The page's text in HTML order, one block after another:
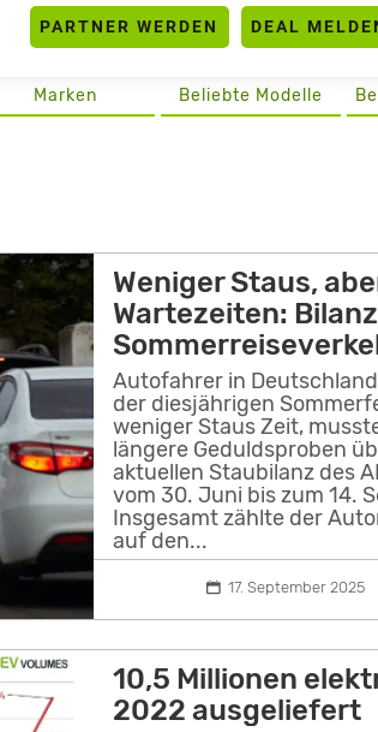
PARTNER WERDEN DEAL
Beliebte Modelle
Marken
Weniger Staus,
Wartezeiten:
Autofahrer in
der diesjährigen
weniger Staus Zeit,
längere Geduldsproben
aktuellen Staubilanz des
vom 30. Juni bis zum 14.
Insgesamt zählte der
auf den...
17. September 2025
10,5 Millionen
2022 ausgeliefert